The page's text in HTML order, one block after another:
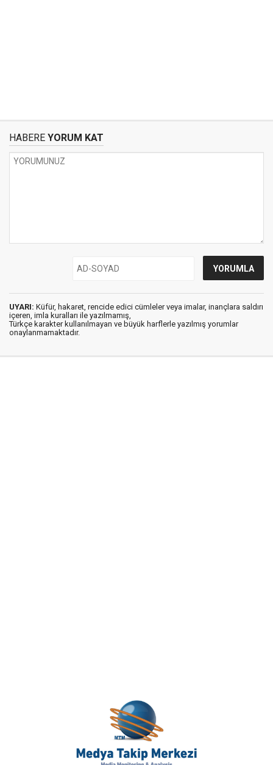
HABERE YORUM KAT
UYARI: Küfür, hakaret, rencide edici cümleler veya imalar, inançlara saldırı
içeren, imla kuralları ile yazılmamış,
Türkçe karakter kullanılmayan ve büyük harflerle yazılmış yorumlar
onaylanmamaktadır.